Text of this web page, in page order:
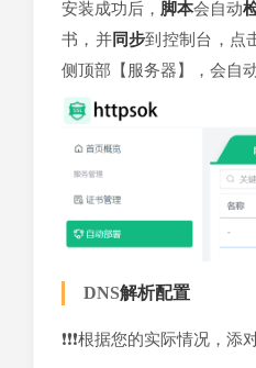
安装成功后， 脚本会自动
书，并同步到控制台，点
侧顶部【服务器】，会自
DNS解析配置
❗❗❗根据您的实际情况，